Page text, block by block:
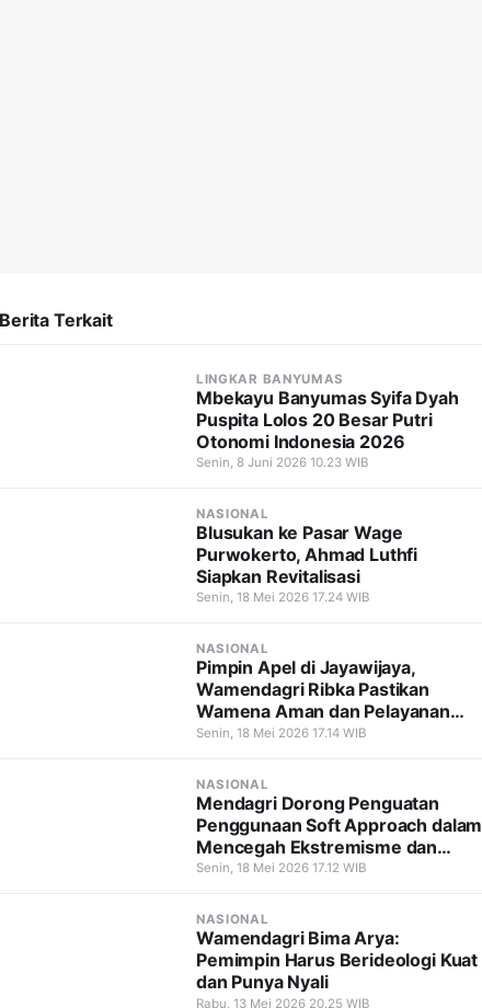
Berita Terkait
LINGKAR BANYUMAS
Mbekayu Banyumas Syifa Dyah
Puspita Lolos 20 Besar Putri
Otonomi Indonesia 2026
Senin, 8 Juni 2026 10.23 WIB
NASIONAL
Blusukan ke Pasar Wage
Purwokerto, Ahmad Luthfi
Siapkan Revitalisasi
Senin, 18 Mei 2026 17.24 WIB
NASIONAL
Pimpin Apel di Jayawijaya,
Wamendagri Ribka Pastikan
Wamena Aman dan Pelayanan
Tetap Berjalan
Senin, 18 Mei 2026 17.14 WIB
NASIONAL
Mendagri Dorong Penguatan
Penggunaan Soft Approach dalam
Mencegah Ekstremisme dan
Terorisme
Senin, 18 Mei 2026 17.12 WIB
NASIONAL
Wamendagri Bima Arya:
Pemimpin Harus Berideologi Kuat
dan Punya Nyali
Rabu, 13 Mei 2026 20.25 WIB